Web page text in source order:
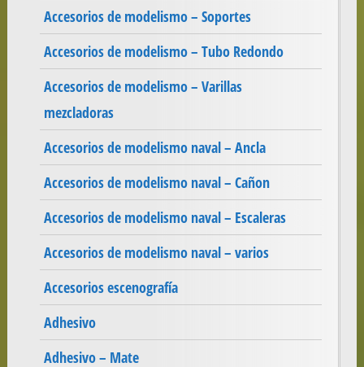
Accesorios de modelismo – Soportes
Accesorios de modelismo – Tubo Redondo
Accesorios de modelismo – Varillas
mezcladoras
Accesorios de modelismo naval – Ancla
Accesorios de modelismo naval – Cañon
Accesorios de modelismo naval – Escaleras
Accesorios de modelismo naval – varios
Accesorios escenografía
Adhesivo
Adhesivo – Mate